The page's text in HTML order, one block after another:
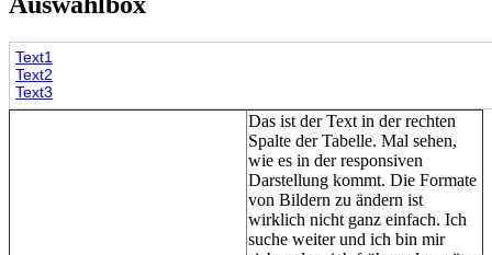
Text1
Text2
Text3
Das ist der Text in der rechten
Spalte der Tabelle. Mal sehen,
wie es in der responsiven
Darstellung kommt. Die Formate
von Bildern zu ändern ist
wirklich nicht ganz einfach. Ich
suche weiter und ich bin mir